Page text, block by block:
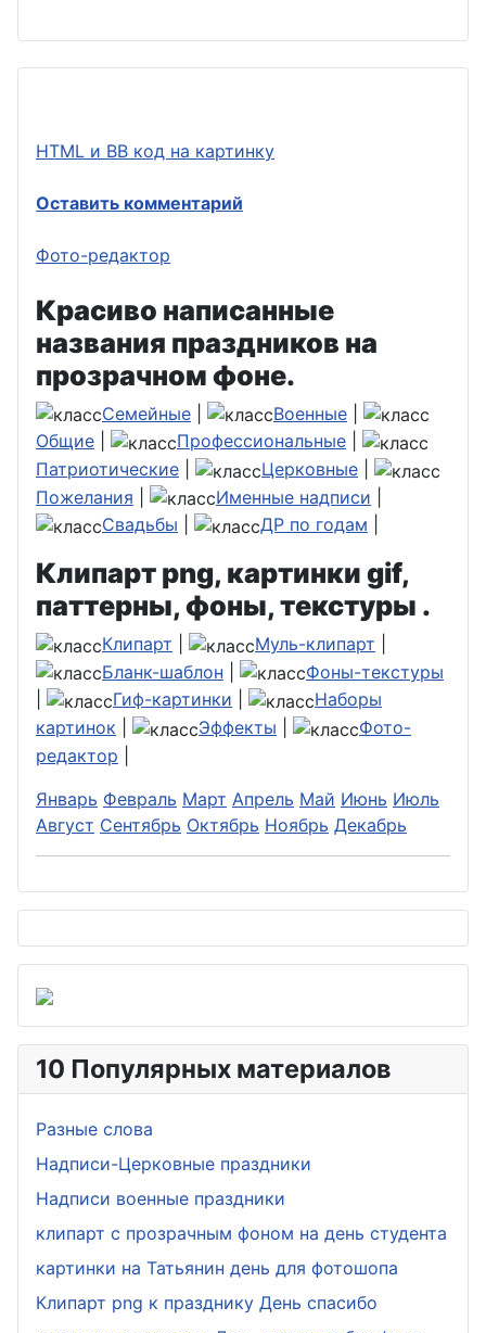
HTML и BB код на картинку
Оставить комментарий
Фото-редактор
Красиво написанные
названия праздников на
прозрачном фоне.
Семейные Военные
Общие
Профессиональные
Патриотические
Церковные
Пожелания
Именные надписи
Свадьбы
ДР по годам
Клипарт png, картинки gif,
паттерны, фоны, текстуры .
Клипарт Муль-клипарт
Бланк-шаблон
Фоны-текстуры
Гиф-картинки
Наборы
картинок
Эффекты
Фото-
редактор
Январь Февраль Март Апрель Май Июнь Июль
Август Сентябрь Октябрь Ноябрь Декабрь
10 Популярных материалов
Разные слова
Надписи-Церковные праздники
Надписи военные праздники
клипарт с прозрачным фоном на день студента
картинки на Татьянин день для фотошопа
Клипарт png к празднику День спасибо